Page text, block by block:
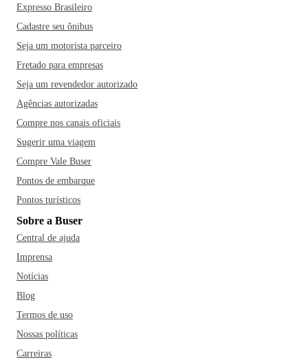
Expresso Brasileiro
Cadastre seu ônibus
Seja um motorista parceiro
Fretado para empresas
Seja um revendedor autorizado
Agências autorizadas
Compre nos canais oficiais
Sugerir uma viagem
Compre Vale Buser
Pontos de embarque
Pontos turísticos
Sobre a Buser
Central de ajuda
Imprensa
Notícias
Blog
Termos de uso
Nossas políticas
Carreiras